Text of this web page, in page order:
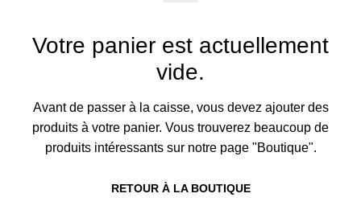
Votre panier est actuellement
vide.
Avant de passer à la caisse, vous devez ajouter des
produits à votre panier. Vous trouverez beaucoup de
produits intéressants sur notre page "Boutique".
RETOUR À LA BOUTIQUE